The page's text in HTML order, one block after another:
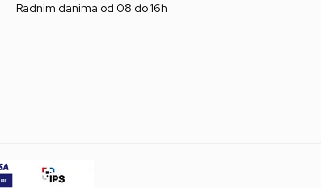
Radnim danima od 08 do 16h